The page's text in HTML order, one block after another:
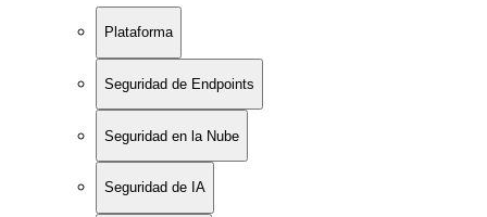
Plataforma
Seguridad de Endpoints
Seguridad en la Nube
Seguridad de IA